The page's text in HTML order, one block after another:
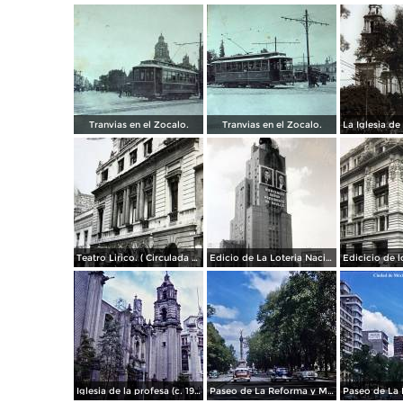
Tranvias en el Zocalo. Tranvias en el Zocalo.
Teatro Lirico. ( Circulada el 1 de Agosto de 1926 ). Edicio de La Loteria Nacional Ciudad de México Abril de 1964
Iglesia de la profesa (c. 1950) Paseo de La Reforma y Mto a La Independencia 1950 Paseo de La